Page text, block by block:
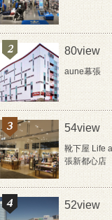
80view
aune幕張
54view
靴下屋 Life
張新都心店
52view